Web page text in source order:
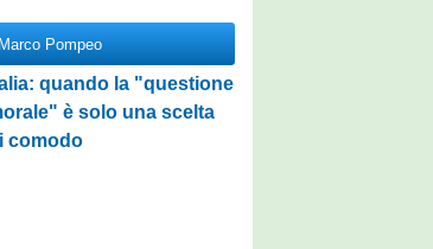
Pompeo
quando la "questione
è solo una scelta
comodo